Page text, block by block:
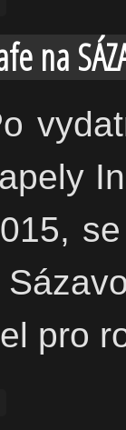
na
pro